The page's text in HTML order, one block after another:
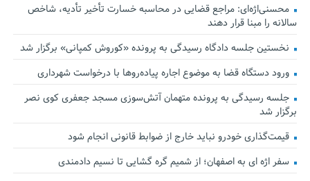
محسنی‌اژه‌ای: مراجع قضایی در محاسبه خسارت تأخیر تأدیه، شاخص
سالانه را مبنا قرار دهند
نخستین جلسه دادگاه رسیدگی به پرونده «کوروش کمپانی» برگزار شد
ورود دستگاه قضا به موضوع اجاره پیاده‌روها با درخواست شهرداری
جلسه رسیدگی به پرونده متهمان آتش‌سوزی مسجد جعفری کوی نصر
برگزار شد
قیمت‌گذاری خودرو نباید خارج از ضوابط قانونی انجام شود
سفر اژه ای به اصفهان؛ از شمیم گره گشایی تا نسیم دادمندی